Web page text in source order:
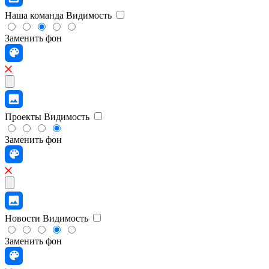
Наша команда Видимость
Заменить фон
Проекты Видимость
Заменить фон
Новости Видимость
Заменить фон